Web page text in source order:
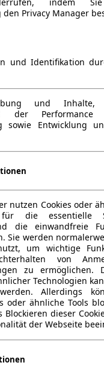
indem
Privacy Manager
und Identifikation
und Inhalte,
der
sowie Entwicklung
nutzen Cookies oder
die essentielle
die einwandfreie
Sie werden
um wichtige
von
zu ermöglichen.
Technologien
Allerdings
oder ähnliche Tools
Blockieren dieser
der Webseite